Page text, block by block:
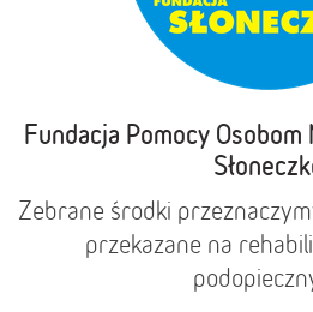
Fundacja Pomocy
Zebrane środki
przekazane na